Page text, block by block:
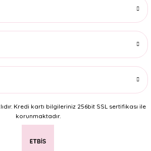
Kredi kartı bilgileriniz 256bit SSL sertifikası ile
korunmaktadır.